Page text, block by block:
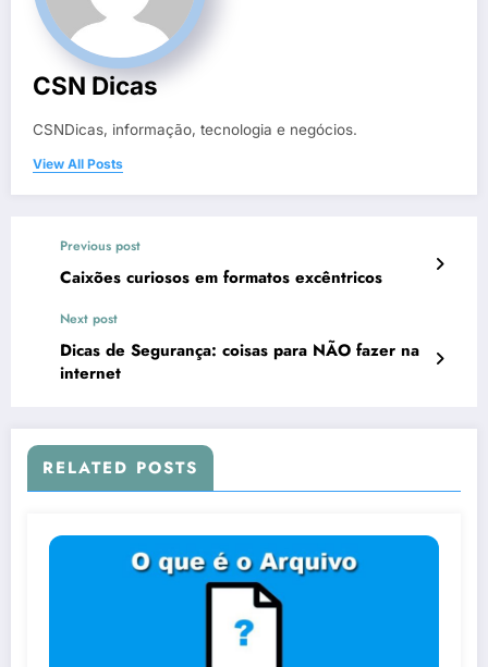
CSN Dicas
CSNDicas, informação, tecnologia e negócios.
View All Posts
Previous post
Caixões curiosos em formatos excêntricos
Next post
Dicas de Segurança: coisas para NÃO fazer na
internet
RELATED POSTS